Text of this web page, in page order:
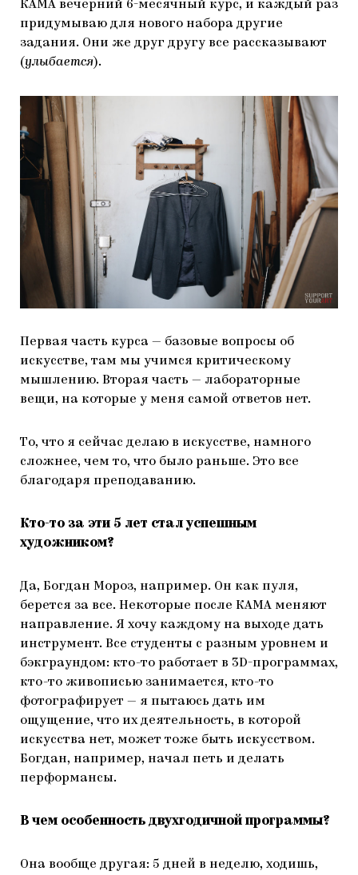
КАМА вечерний 6-месячный курс, и каждый раз
придумываю для нового набора другие
задания. Они же друг другу все рассказывают
(улыбается).
Первая часть курса — базовые вопросы об
искусстве, там мы учимся критическому
мышлению. Вторая часть — лабораторные
вещи, на которые у меня самой ответов нет.
То, что я сейчас делаю в искусстве, намного
сложнее, чем то, что было раньше. Это все
благодаря преподаванию.
Кто-то за эти 5 лет стал успешным
художником?
Да, Богдан Мороз, например. Он как пуля,
берется за все. Некоторые после КАМА меняют
направление. Я хочу каждому на выходе дать
инструмент. Все студенты с разным уровнем и
бэкграундом: кто-то работает в 3D-программах,
кто-то живописью занимается, кто-то
фотографирует — я пытаюсь дать им
ощущение, что их деятельность, в которой
искусства нет, может тоже быть искусством.
Богдан, например, начал петь и делать
перформансы.
В чем особенность двухгодичной программы?
Она вообще другая: 5 дней в неделю, ходишь,